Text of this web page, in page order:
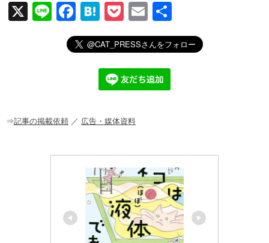
X
Li
F
a
c
o
H
at
e
n
a
P
o
ck
et
E
m
ail
有
⇒記事の掲載依頼 ／ 広告・媒体資料